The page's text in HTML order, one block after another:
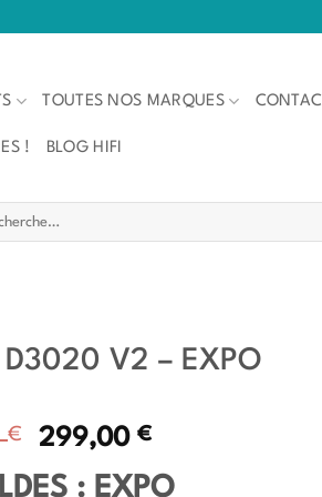
TOUTES NOS MARQUES
! BLOG HIFI
D3020 V2 – EXPO
€
Le
prix
299,00 €Le
prix
: EXPO